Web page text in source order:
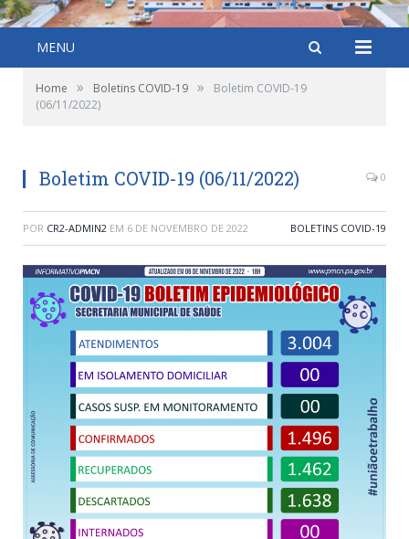
MENU
Home » Boletins COVID-19 »
Boletim COVID-19
(06/11/2022)
Boletim COVID-19 (06/11/2022) 0
POR CR2-ADMIN2 EM 6 DE NOVEMBRO DE 2022 BOLETINS COVID-19